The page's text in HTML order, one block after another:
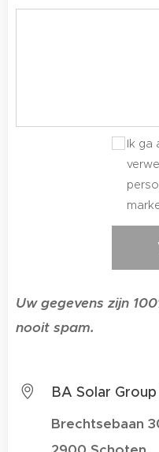
Ik ga
Uw gegevens zijn
nooit spam.
BA Solar
Brechtsebaan